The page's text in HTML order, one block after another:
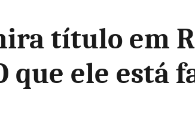
título em
que ele está